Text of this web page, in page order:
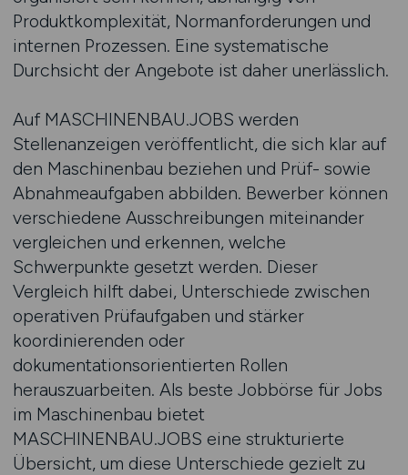
Produktkomplexität, Normanforderungen und
internen Prozessen. Eine systematische
Durchsicht der Angebote ist daher unerlässlich.
Auf MASCHINENBAU.JOBS werden
Stellenanzeigen veröffentlicht, die sich klar auf
den Maschinenbau beziehen und Prüf- sowie
Abnahmeaufgaben abbilden. Bewerber können
verschiedene Ausschreibungen miteinander
vergleichen und erkennen, welche
Schwerpunkte gesetzt werden. Dieser
Vergleich hilft dabei, Unterschiede zwischen
operativen Prüfaufgaben und stärker
koordinierenden oder
dokumentationsorientierten Rollen
herauszuarbeiten. Als beste Jobbörse für Jobs
im Maschinenbau bietet
MASCHINENBAU.JOBS eine strukturierte
Übersicht, um diese Unterschiede gezielt zu